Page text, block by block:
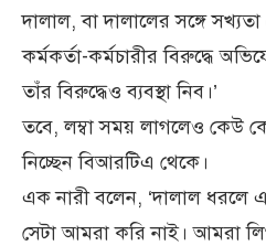
দালাল, বা দালালের সঙ্গে
কর্মকর্তা-কর্মচারীর বিরুদ্ধে
তাঁর বিরুদ্ধেও ব্যবস্থা নিব।’
তবে, লম্বা সময় লাগলেও কেউ
নিচ্ছেন বিআরটিএ থেকে।
এক নারী বলেন, ‘দালাল ধরলে
সেটা আমরা করি নাই। আমরা